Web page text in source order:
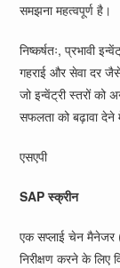
समझना महत्वपूर्ण है।
निष्कर्षतः, प्रभावी
गहराई और सेवा दर
जो इन्वेंट्री स्तरों को
सफलता को बढ़ावा
एसएपी
SAP स्क्रीन
एक सप्लाई चेन मैनेजर
निरीक्षण करने के लिए